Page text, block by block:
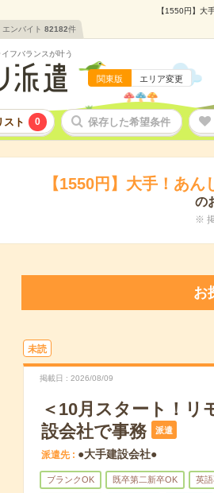
【1550円】大
エンバイト 82182件
フバランスが叶う
関東版 エリア変更
スト 0 保存した希望条件
【1550円】大手！あ
の
※
お
未読
掲載日 2026/08/09
＜10月スタート！リ
設会社で事務
派遣
派遣先 ●大手建設会社●
ブランクOK 既卒第二新卒OK 英